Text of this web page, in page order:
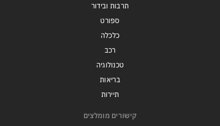
תרבות ובידור
ספורט
כלכלה
רכב
טכנולוגיה
בריאות
תיירות
קישורים מומלצים